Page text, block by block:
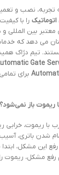
نصب و
را با
معتبر بین
می دهد که
تیم دژاک
برای
با ریموت،
شدن باتری،
این مشکل، ابتدا
مشکل، ریموت